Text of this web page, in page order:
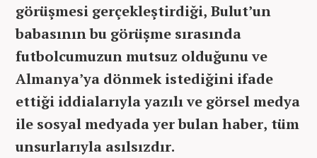
görüşmesi gerçekleştirdiği, Bulut’un
babasının bu görüşme sırasında
futbolcumuzun mutsuz olduğunu ve
Almanya’ya dönmek istediğini ifade
ettiği iddialarıyla yazılı ve görsel medya
ile sosyal medyada yer bulan haber, tüm
unsurlarıyla asılsızdır.